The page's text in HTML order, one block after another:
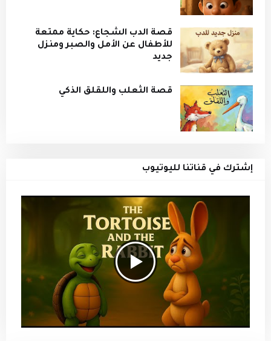
قصة الدب الشجاع: حكاية ممتعة
للأطفال عن الأمل والصبر ومنزل
جديد
قصة الثعلب واللقلق الذكي
إشترك في قناتنا لليوتيوب